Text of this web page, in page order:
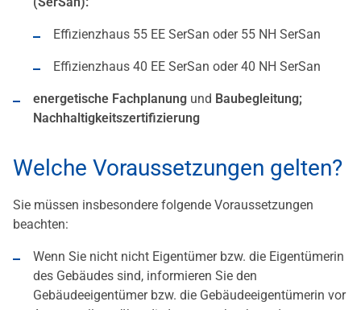
Effizienzhaus 55 EE SerSan oder 55 NH SerSan
Effizienzhaus 40 EE SerSan oder 40 NH SerSan
energetische Fachplanung und Baubegleitung;
Nachhaltigkeitszertifizierung
Welche Voraussetzungen gelten?
Sie müssen insbesondere folgende Voraussetzungen
beachten:
Wenn Sie nicht nicht Eigentümer bzw. die Eigentümerin
des Gebäudes sind, informieren Sie den
Gebäudeeigentümer bzw. die Gebäudeeigentümerin vor